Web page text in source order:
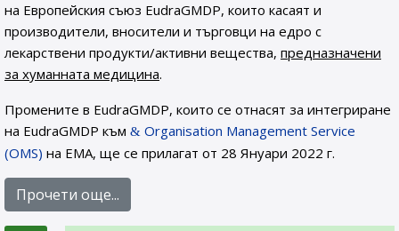
на Европейския съюз EudraGMDP, които касаят и
производители, вносители и търговци на едро с
лекарствени продукти/активни вещества, предназначени
за хуманната медицина.
Промените в EudraGMDP, които се отнасят за интегриране
на EudraGMDP към
Organisation Management Service
(OMS) на EMA, ще се прилагат от 28 Януари 2022 г.
Прочети още...